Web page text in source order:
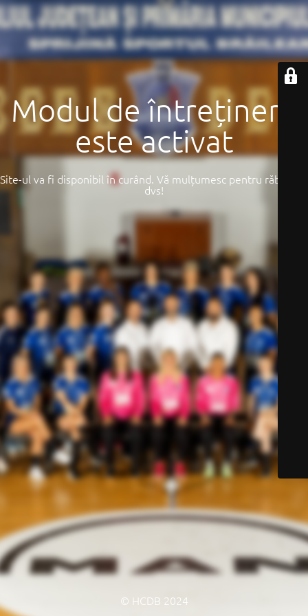
Modul de întreținere
este activat
Site-ul va fi disponibil în curând. Vă mulțumesc pentru răbdarea
dvs!
© HCDB 2024